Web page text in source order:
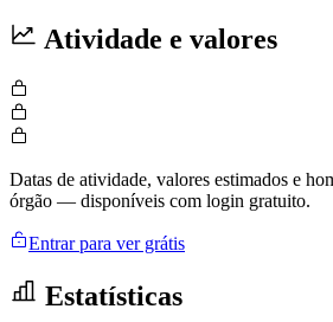
Atividade e valores
Datas de atividade, valores estimados e
órgão — disponíveis com login gratuito.
Entrar para ver grátis
Estatísticas